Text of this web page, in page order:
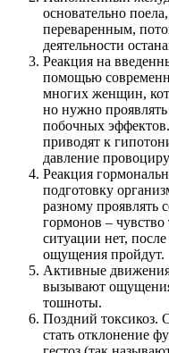
основательно
переваренным,
деятельности
Реакция на
помощью
многих женщин,
но нужно
побочных
приводят к
давление
Реакция
подготовку
разному проявлять
гормонов –
ситуации нет,
ощущения пройдут.
Активные
вызывают
тошноты.
Поздний токсикоз.
стать отклонение